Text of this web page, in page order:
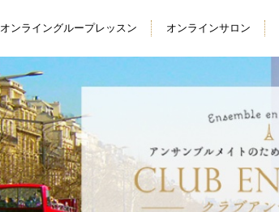
オンライングループレッスン オンラインサロン